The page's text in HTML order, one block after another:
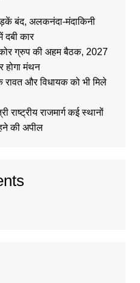
बंद, अलकनंदा-मंदाकिनी
कार
ग्रुप की अहम बैठक, 2027
होगा मंथन
और विधायक को भी मिले
राजमार्ग कई स्थानों
की अपील